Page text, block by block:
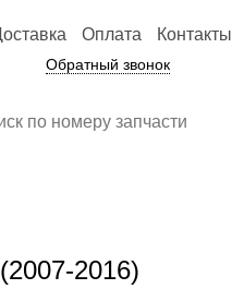
2016)
Оплата Контакты
Обратный звонок